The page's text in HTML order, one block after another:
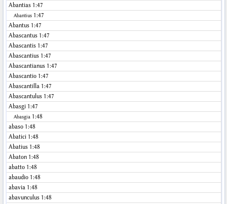
Abantias 1:47
Abantius 1:47
Abantus 1:47
Abascantus 1:47
Abascantis 1:47
Abascantius 1:47
Abascantianus 1:47
Abascantio 1:47
Abascantilla 1:47
Abascantulus 1:47
Abasgi 1:47
Abasgia 1:48
abaso 1:48
Abatici 1:48
Abatius 1:48
Abaton 1:48
abatto 1:48
abaudio 1:48
abavia 1:48
abavunculus 1:48